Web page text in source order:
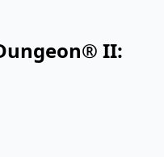
II: